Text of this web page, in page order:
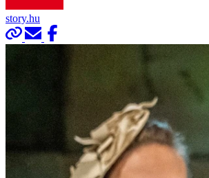
story.hu